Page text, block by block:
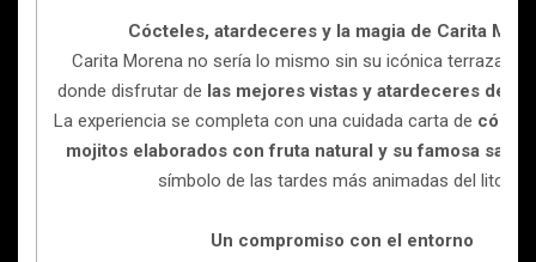
Cócteles, atardeceres y la magia de Carita
Carita Morena no sería lo mismo sin su icónica terraza
donde disfrutar de las mejores vistas y atardeceres de
La experiencia se completa con una cuidada carta de
mojitos elaborados con fruta natural y su famosa
símbolo de las tardes más animadas del litoral.
Un compromiso con el entorno